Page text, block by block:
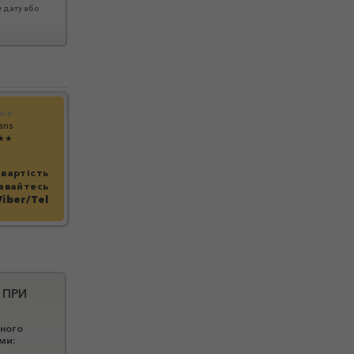
дату або
вартість
Tel